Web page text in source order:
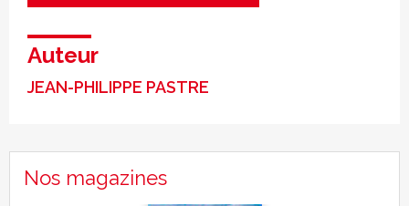
Auteur
JEAN-PHILIPPE PASTRE
Nos magazines